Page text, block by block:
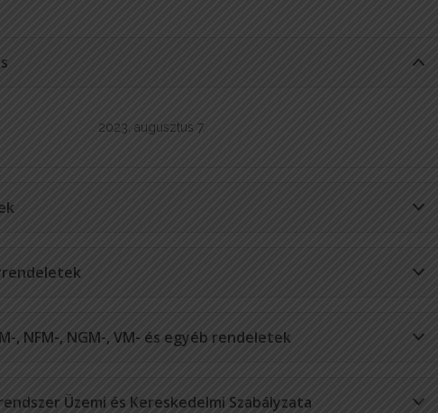
2023. augusztus 7.
, NFM-, NGM-, VM- és egyéb rendeletek
Üzemi és Kereskedelmi Szabályzata